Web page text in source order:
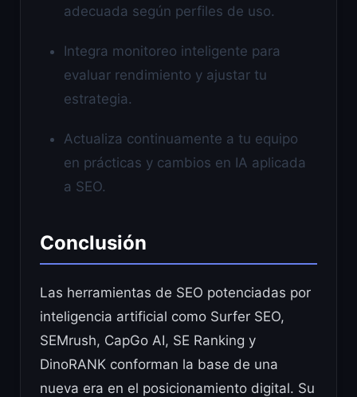
adecuada según perfiles de uso.
Integra monitoreo inteligente para
evaluar rendimiento y ajustar tu
estrategia.
Actualiza continuamente a tu equipo
en prácticas y cambios en IA aplicada
a SEO.
Conclusión
Las herramientas de SEO potenciadas por
inteligencia artificial como Surfer SEO,
SEMrush, CapGo AI, SE Ranking y
DinoRANK conforman la base de una
nueva era en el posicionamiento digital. Su